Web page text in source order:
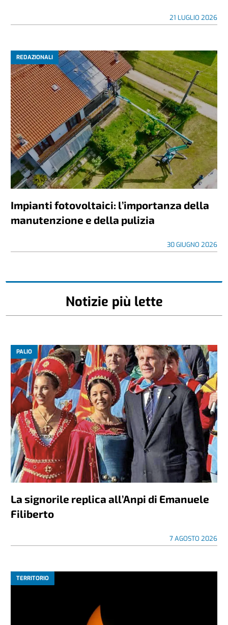
21 LUGLIO 2026
REDAZIONALI
Impianti fotovoltaici: l’importanza della
manutenzione e della pulizia
30 GIUGNO 2026
Notizie più lette
PALIO
La signorile replica all’Anpi di Emanuele
Filiberto
7 AGOSTO 2026
TERRITORIO